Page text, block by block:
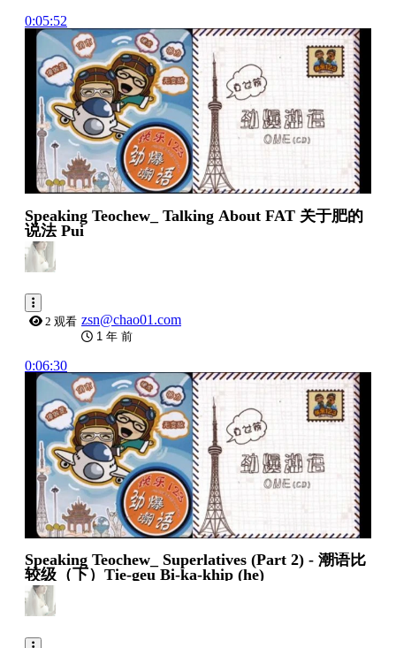
0:05:52
Speaking Teochew_ Talking About FAT 关于肥的
说法 Pui
2 观看 zsn@chao01.com
1 年 前
0:06:30
Speaking Teochew_ Superlatives (Part 2) - 潮语比
较级（下）Tie-geu Bi-ka-khip (he)